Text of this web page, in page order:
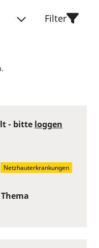
Filter
- bitte loggen
Netzhauterkrankungen